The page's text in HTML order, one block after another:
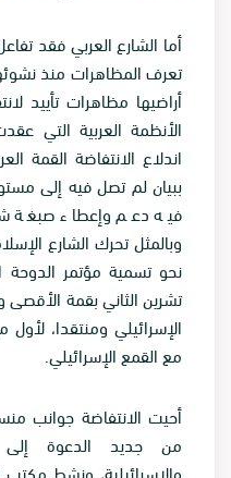
أما الشارع العربي فقد
تعرف المظاهرات منذ
أراضيها مظاهرات تأييد
الأنظمة العربية التي
اندلاع الانتفاضة القمة
ببيان لم تصل فيه إلى
فيه دعم وإعطاء صبغة
وبالمثل تحرك الشارع
نحو تسمية مؤتمر
تشرين الثاني بقمة الأقصى
الإسرائيلي ومنتقدا،
مع القمع الإسرائيلي.
أحيت الانتفاضة جوانب
من جديد الدعوة إلى